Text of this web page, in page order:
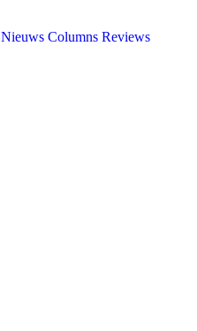
Nieuws Columns Reviews